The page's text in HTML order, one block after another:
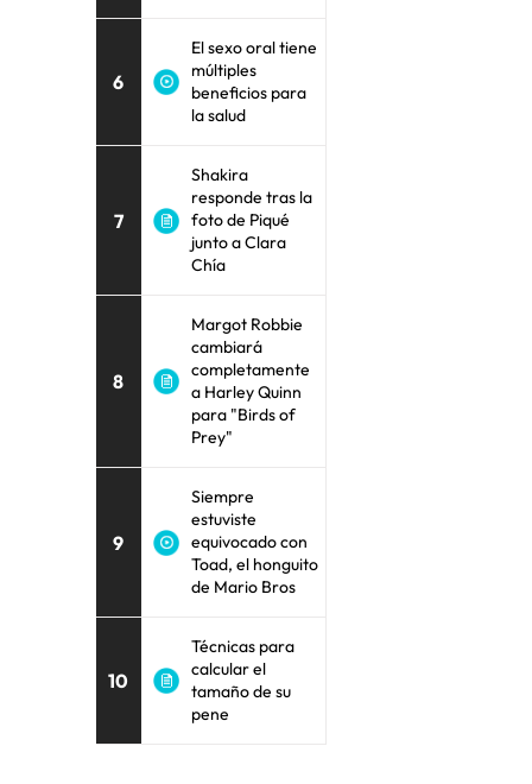
6
El sexo oral tiene
múltiples
beneficios para
la salud
7
Shakira
responde tras la
foto de Piqué
junto a Clara
Chía
8
Margot Robbie
cambiará
completamente
a Harley Quinn
para "Birds of
Prey"
9
Siempre
estuviste
equivocado con
Toad, el honguito
de Mario Bros
10
Técnicas para
calcular el
tamaño de su
pene